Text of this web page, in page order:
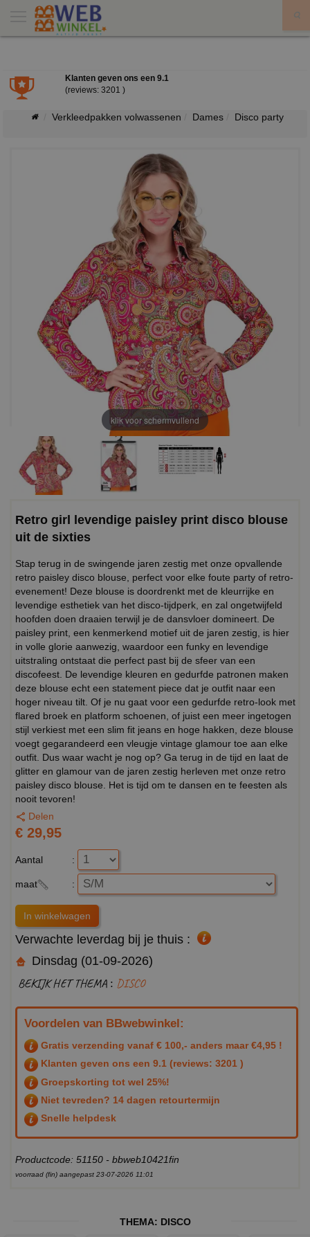
Klanten geven ons een 9.1
(reviews: 3201 )
Verkleedpakken volwassenen Dames Disco party
klik voor schermvullend
Retro girl levendige paisley print disco blouse
uit de sixties
Stap terug in de swingende jaren zestig met onze opvallende
retro paisley disco blouse, perfect voor elke foute party of retro-
evenement! Deze blouse is doordrenkt met de kleurrijke en
levendige esthetiek van het disco-tijdperk, en zal ongetwijfeld
hoofden doen draaien terwijl je de dansvloer domineert. De
paisley print, een kenmerkend motief uit de jaren zestig, is hier
in volle glorie aanwezig, waardoor een funky en levendige
uitstraling ontstaat die perfect past bij de sfeer van een
discofeest. De levendige kleuren en gedurfde patronen maken
deze blouse echt een statement piece dat je outfit naar een
hoger niveau tilt. Of je nu gaat voor een gedurfde retro-look met
flared broek en platform schoenen, of juist een meer ingetogen
stijl verkiest met een slim fit jeans en hoge hakken, deze blouse
voegt gegarandeerd een vleugje vintage glamour toe aan elke
outfit. Dus waar wacht je nog op? Ga terug in de tijd en laat de
glitter en glamour van de jaren zestig herleven met onze retro
paisley disco blouse. Het is tijd om te dansen en te feesten als
nooit tevoren!
Delen
€ 29,95
Aantal :
maat :
Verwachte leverdag bij je thuis :
Dinsdag (01-09-2026)
BEKIJK HET THEMA : DISCO
Voordelen van BBwebwinkel:
Gratis verzending vanaf € 100,- anders maar €4,95 !
Klanten geven ons een 9.1 (reviews: 3201 )
Groepskorting tot wel 25%!
Niet tevreden? 14 dagen retourtermijn
Snelle helpdesk
Productcode: 51150 - bbweb10421fin
voorraad (fin) aangepast 23-07-2026 11:01
THEMA: DISCO